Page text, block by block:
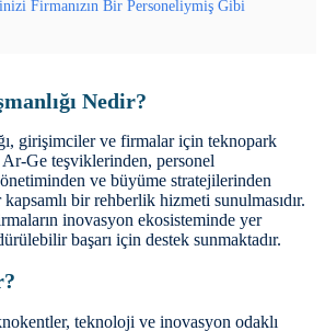
Firmanızın Bir Personeliymiş Gibi
Nedir?
girişimciler ve firmalar için teknopark
Ge teşviklerinden, personel
ve büyüme stratejilerinden
bir rehberlik hizmeti sunulmasıdır.
inovasyon ekosisteminde yer
başarı için destek sunmaktadır.
teknoloji ve inovasyon odaklı